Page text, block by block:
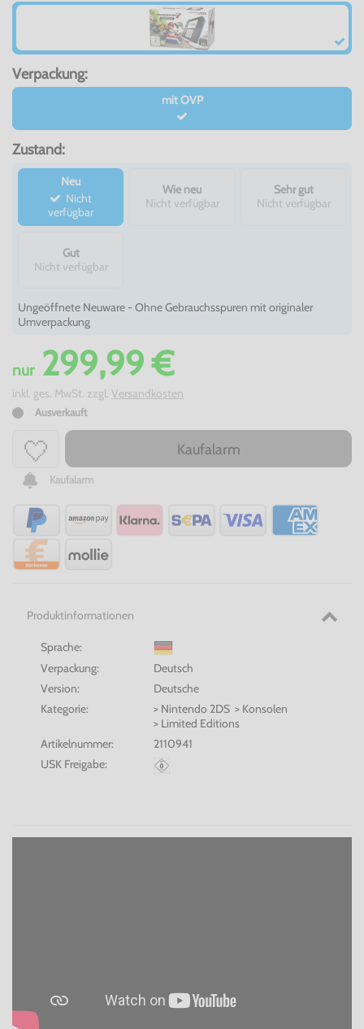
Verpackung:
mit OVP
Zustand:
Neu
verfügbar
Wie neu
Nicht verfügbar
Sehr gut
Nicht verfügbar
Gut
Nicht verfügbar
Ungeöffnete Neuware - Ohne Gebrauchsspuren mit originaler
Umverpackung
nur299,99 €
inkl. ges. MwSt. zzgl. Versandkosten
Ausverkauft
Kaufalarm
Kaufalarm
Produktinformationen
Sprache:
Verpackung:
Deutsch
Version:
Deutsche
Kategorie:
> Nintendo 2DS > Konsolen
> Limited Editions
Artikelnummer:
2110941
USK Freigabe: